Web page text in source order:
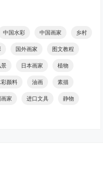
中国水彩 中国画家 乡村
国外画家 图文教程
日本画家 植物
彩颜料 油画 素描
家 进口文具 静物